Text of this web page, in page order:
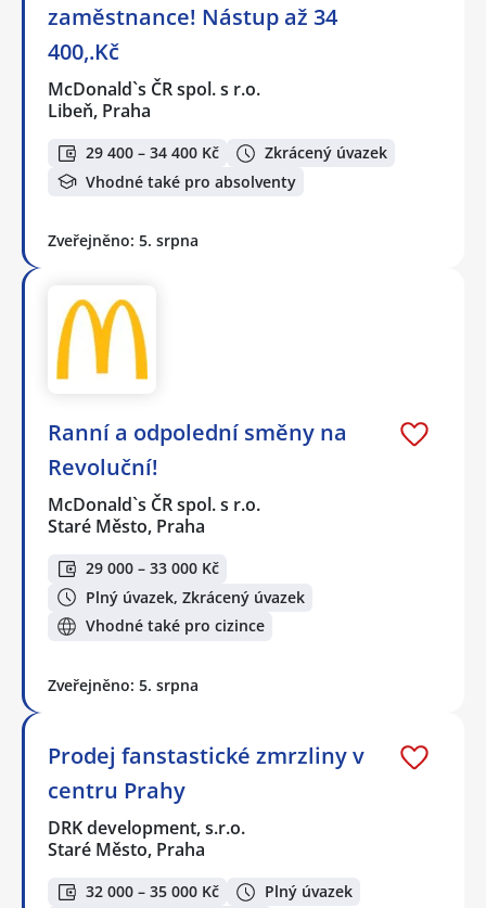
zaměstnance! Nástup až 34
400,.Kč
McDonald`s ČR spol. s r.o.
Libeň, Praha
29 400 – 34 400 Kč
Zkrácený úvazek
Vhodné také pro absolventy
Zveřejněno: 5. srpna
Ranní a odpolední směny na
Revoluční!
McDonald`s ČR spol. s r.o.
Staré Město, Praha
29 000 – 33 000 Kč
Plný úvazek, Zkrácený úvazek
Vhodné také pro cizince
Zveřejněno: 5. srpna
Prodej fanstastické zmrzliny v
centru Prahy
DRK development, s.r.o.
Staré Město, Praha
32 000 – 35 000 Kč
Plný úvazek